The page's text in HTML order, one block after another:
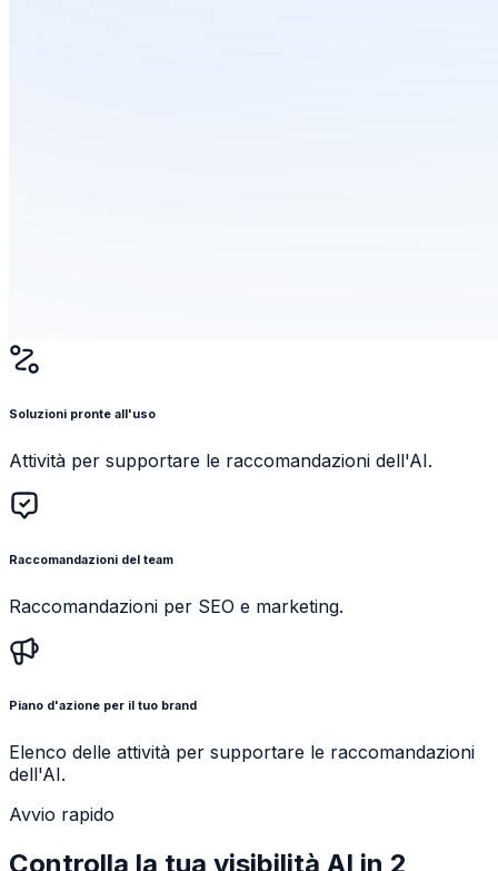
Soluzioni pronte all'uso
Attività per supportare le raccomandazioni dell'AI.
Raccomandazioni del team
Raccomandazioni per SEO e marketing.
Piano d'azione per il tuo brand
Elenco delle attività per supportare le raccomandazioni
dell'AI.
Avvio rapido
Controlla la tua visibilità AI in 2